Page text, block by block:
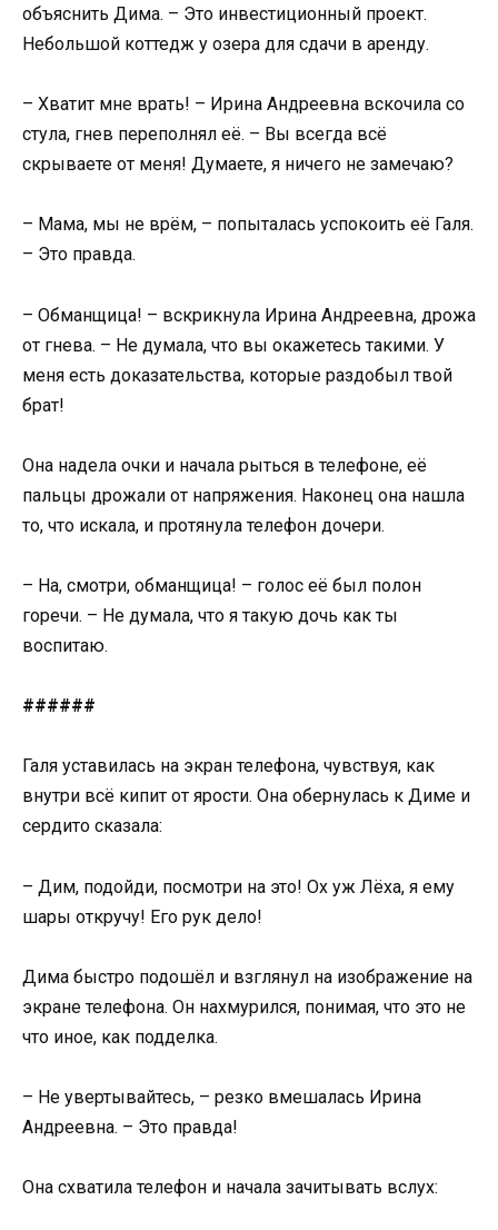
объяснить Дима. – Это инвестиционный проект.
Небольшой коттедж у озера для сдачи в аренду.
– Хватит мне врать! – Ирина Андреевна вскочила со
стула, гнев переполнял её. – Вы всегда всё
скрываете от меня! Думаете, я ничего не замечаю?
– Мама, мы не врём, – попыталась успокоить её Галя.
– Это правда.
– Обманщица! – вскрикнула Ирина Андреевна, дрожа
от гнева. – Не думала, что вы окажетесь такими. У
меня есть доказательства, которые раздобыл твой
брат!
Она надела очки и начала рыться в телефоне, её
пальцы дрожали от напряжения. Наконец она нашла
то, что искала, и протянула телефон дочери.
– На, смотри, обманщица! – голос её был полон
горечи. – Не думала, что я такую дочь как ты
воспитаю.
######
Галя уставилась на экран телефона, чувствуя, как
внутри всё кипит от ярости. Она обернулась к Диме и
сердито сказала:
– Дим, подойди, посмотри на это! Ох уж Лёха, я ему
шары откручу! Его рук дело!
Дима быстро подошёл и взглянул на изображение на
экране телефона. Он нахмурился, понимая, что это не
что иное, как подделка.
– Не увертывайтесь, – резко вмешалась Ирина
Андреевна. – Это правда!
Она схватила телефон и начала зачитывать вслух: